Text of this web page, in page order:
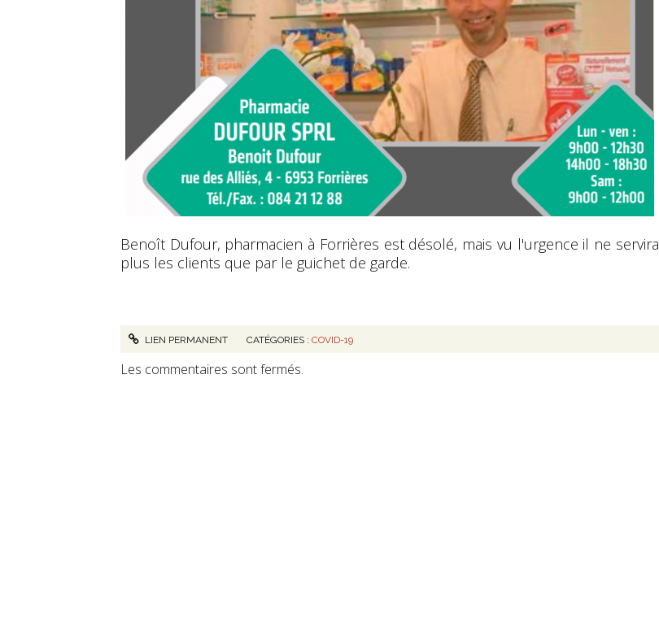
Benoît Dufour, pharmacien à Forrières est désolé, mais vu l'urgence il ne servira
plus les clients que par le guichet de garde.
LIEN PERMANENT CATÉGORIES :COVID-19
Les commentaires sont fermés.